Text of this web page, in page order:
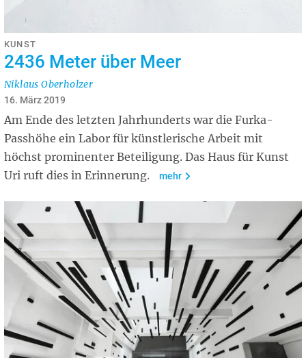
KUNST
2436 Meter über Meer
Niklaus Oberholzer
16. März 2019
Am Ende des letzten Jahrhunderts war die Furka-
Passhöhe ein Labor für künstlerische Arbeit mit
höchst prominenter Beteiligung. Das Haus für Kunst
Uri ruft dies in Erinnerung.
mehr